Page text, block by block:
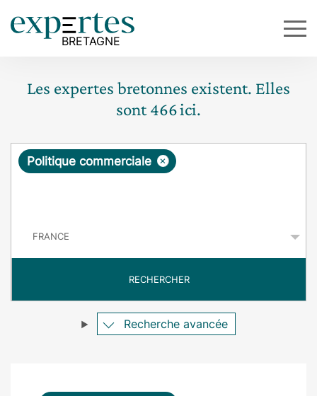
Les expertes bretonnes existent. Elles
sont466ici.
R
ê
e
×
Politique commerciale
RECHERCHER
Recherche avancée